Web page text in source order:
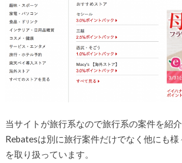
当サイトが旅行系なので旅行系の案件を紹介
Rebatesは別に旅行案件だけでなく他にも
を取り扱っています。